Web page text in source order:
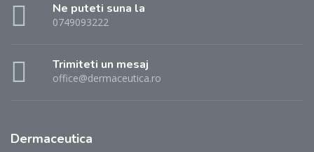
Ne puteti suna la
0749093222
Trimiteti un mesaj
office@dermaceutica.ro
Dermaceutica